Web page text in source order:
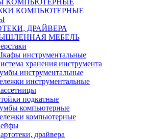
КОМПЬЮТЕРНЫЕ
ДРАЙВЕРА
МЕБЕЛЬ
инструментальные
хранения инструмента
инструментальные
инструментальные
подкатные
компьютерные
компьютерные
драйвера